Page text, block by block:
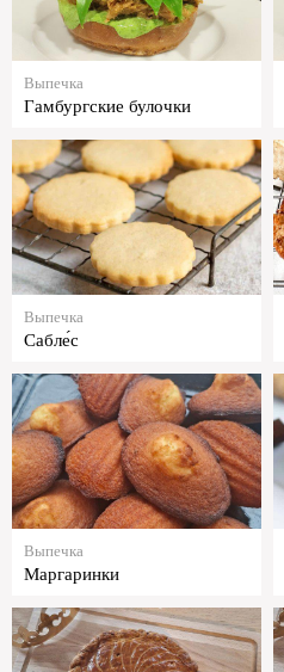
Выпечка
Гамбургские булочки
Выпечка
Сабле́с
Выпечка
Маргаринки